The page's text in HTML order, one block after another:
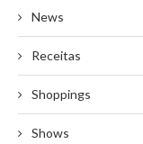
News
Receitas
Shoppings
Shows